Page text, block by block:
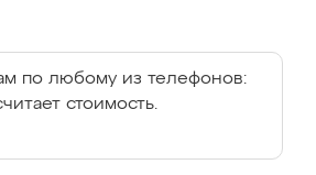
по любому из телефонов:
стоимость.